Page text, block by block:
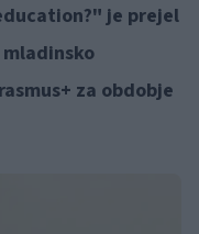
je prejel
za obdobje